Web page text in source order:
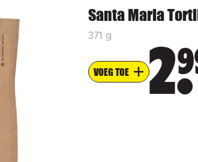
Santa Maria
371 g
VOEG TOE 2